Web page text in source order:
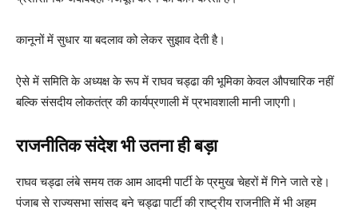
कानूनों में सुधार या बदलाव को लेकर सुझाव देती है।
ऐसे में समिति के अध्यक्ष के रूप में राघव चड्ढा की भूमिका केवल औपचारिक नहीं
बल्कि संसदीय लोकतंत्र की कार्यप्रणाली में प्रभावशाली मानी जाएगी।
राजनीतिक संदेश भी उतना ही बड़ा
राघव चड्ढा लंबे समय तक आम आदमी पार्टी के प्रमुख चेहरों में गिने जाते रहे।
पंजाब से राज्यसभा सांसद बने चड्ढा पार्टी की राष्ट्रीय राजनीति में भी अहम